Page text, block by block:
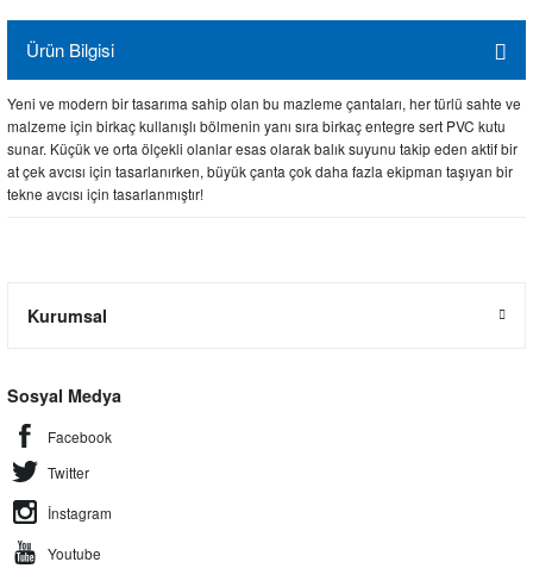
Ürün Bilgisi
Yeni ve modern bir tasarıma sahip olan bu mazleme çantaları, her türlü sahte ve
malzeme için birkaç kullanışlı bölmenin yanı sıra birkaç entegre sert PVC kutu
sunar. Küçük ve orta ölçekli olanlar esas olarak balık suyunu takip eden aktif bir
at çek avcısı için tasarlanırken, büyük çanta çok daha fazla ekipman taşıyan bir
tekne avcısı için tasarlanmıştır!
Kurumsal
Sosyal Medya
Facebook
Twitter
İnstagram
Youtube